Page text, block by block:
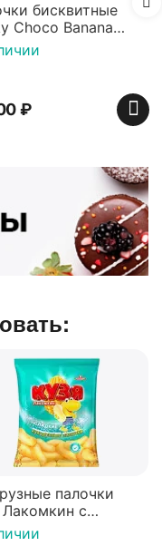
бисквитные
Choco Banana
₽
палочки
Лакомкин с
пудрой, 140 г